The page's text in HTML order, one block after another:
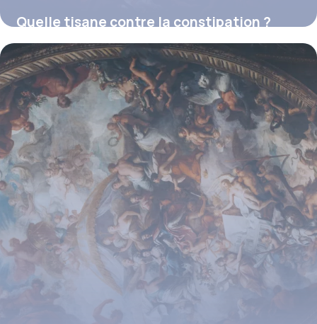
Quelle tisane contre la constipation ?
16 juillet 2026